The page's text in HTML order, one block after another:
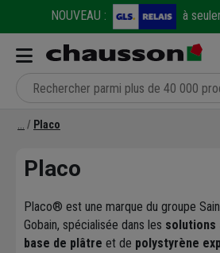
NOUVEAU : à
Placo
Placo
Placo® est une marque du groupe
Gobain, spécialisée dans les solutions
base de plâtre et de polystyrène